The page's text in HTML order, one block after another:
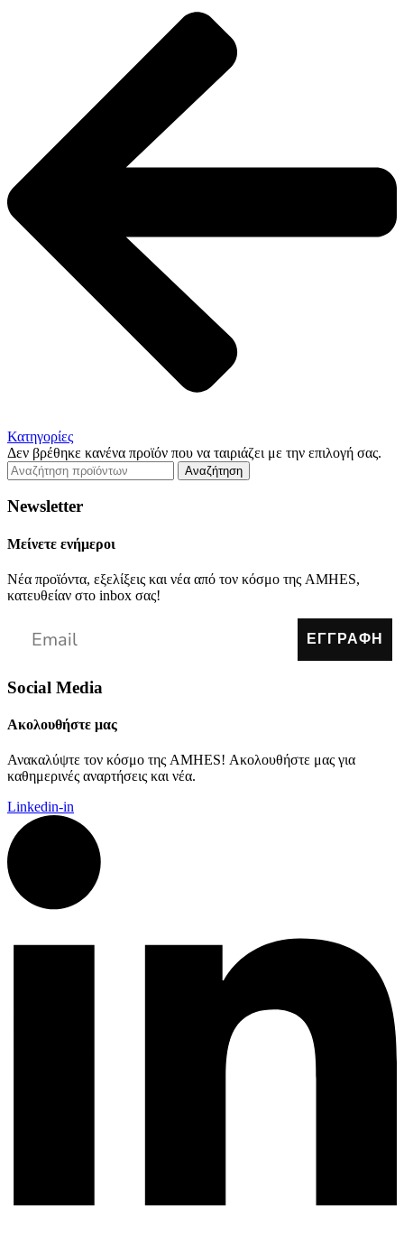
Κατηγορίες
Δεν βρέθηκε κανένα προϊόν που να ταιριάζει με την επιλογή σας.
Αναζήτηση
Newsletter
Μείνετε ενήμεροι
Νέα προϊόντα, εξελίξεις και νέα από τον κόσμο της AMHES,
κατευθείαν στο inbox σας!
ΕΓΓΡΑΦΗ
Social Media
Ακολουθήστε μας
Ανακαλύψτε τον κόσμο της AMHES! Ακολουθήστε μας για
καθημερινές αναρτήσεις και νέα.
Linkedin-in